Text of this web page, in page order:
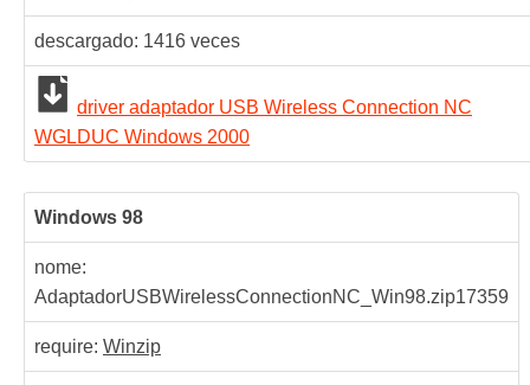
descargado: 1416 veces
driver adaptador USB Wireless Connection NC
WGLDUC Windows 2000
Windows 98
nome:
AdaptadorUSBWirelessConnectionNC_Win98.zip17359
require: Winzip